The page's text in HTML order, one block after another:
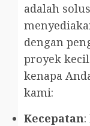
adalah
dengan
proyek
kenapa
kami:
Kecepatan